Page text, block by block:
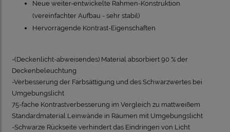
Neue weiter-entwickelte Rahmen-Konstruktion
(vereinfachter Aufbau - sehr stabil)
Hervorragende Kontrast-Eigenschaften
-(Deckenlicht-abweisendes) Material absorbiert 90 % der
Deckenbeleuchtung
-Verbesserung der Farbsättigung und des Schwarzwertes bei
Umgebungslicht
75-fache Kontrastverbesserung im Vergleich zu mattweißem
Standardmaterial Leinwände in Räumen mit Umgebungslicht
-Schwarze Rückseite verhindert das Eindringen von Licht